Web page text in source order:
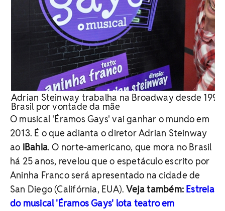
Adrian Steinway trabalha na Broadway desde
Brasil por vontade da mãe
O musical 'Éramos Gays' vai ganhar o mundo em
2013. É o que adianta o diretor Adrian Steinway
ao iBahia. O norte-americano, que mora no Brasil
há 25 anos, revelou que o espetáculo escrito por
Aninha Franco será apresentado na cidade de
San Diego (Califórnia, EUA).Veja também: Estreia
do musical 'Éramos Gays' lota teatro em